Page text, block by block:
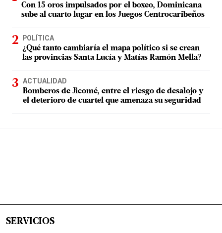
Con 15 oros impulsados por el boxeo, Dominicana
sube al cuarto lugar en los Juegos Centrocaribeños
POLÍTICA
¿Qué tanto cambiaría el mapa político si se crean
las provincias Santa Lucía y Matías Ramón Mella?
ACTUALIDAD
Bomberos de Jicomé, entre el riesgo de desalojo y
el deterioro de cuartel que amenaza su seguridad
SERVICIOS